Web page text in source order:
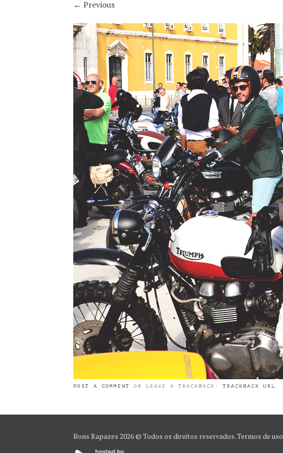
← Previous
POST A COMMENT OR LEAVE A TRACKBACK: TRACKBACK URL
Bons Rapazes 2026 © Todos os direitos reservados.Termos de uso